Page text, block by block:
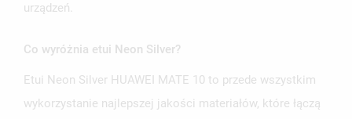
urządzeń.
Co wyróżnia etui Neon Silver?
Etui Neon Silver HUAWEI MATE 10 to przede wszystkim
wykorzystanie najlepszej jakości materiałów, które łączą